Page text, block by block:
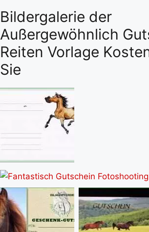
Bildergalerie der
Außergewöhnlich
Reiten Vorlage
Sie